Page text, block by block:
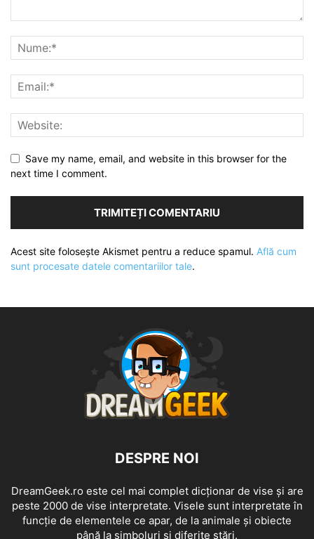
Save my name, email, and website in this browser for the
next time I comment.
Acest site folosește Akismet pentru a reduce spamul. Află cum
sunt procesate datele comentariilor tale.
DESPRE NOI
DreamGeek.ro este cel mai complet dicționar de vise și are
peste 2000 de vise interpretate. Visele sunt interpretate în
funcție de elementele ce apar, de la animale și obiecte
până la simboluri și diferite stări.